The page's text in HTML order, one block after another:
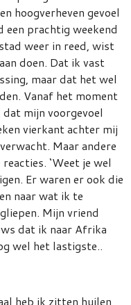
hoogverheven gevoel
een prachtig weekend
weer in reed, wist
doen. Dat ik vast
maar dat het wel
Vanaf het moment
mijn voorgevoel
vierkant achter mij
Maar andere
‘Weet je wel
Er waren er ook die
naar wat ik te
Mijn vriend
dat ik naar Afrika
wel het lastigste..
heb ik zitten huilen,